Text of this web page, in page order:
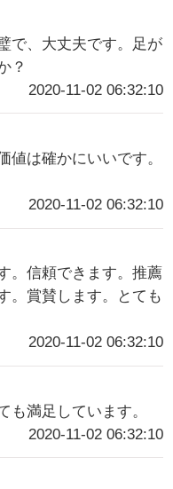
で、大丈夫です。足が
？
2020-11-02 06:32:10
値は確かにいいです。
2020-11-02 06:32:10
。信頼できます。推薦
。賞賛します。とても
2020-11-02 06:32:10
も満足しています。
2020-11-02 06:32:10